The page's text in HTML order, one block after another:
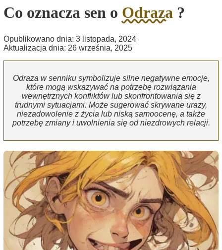
Co oznacza sen o Odraza ?
Opublikowano dnia: 3 listopada, 2024
Aktualizacja dnia: 26 września, 2025
Odraza w senniku symbolizuje silne negatywne emocje,
które mogą wskazywać na potrzebę rozwiązania
wewnętrznych konfliktów lub skonfrontowania się z
trudnymi sytuacjami. Może sugerować skrywane urazy,
niezadowolenie z życia lub niską samoocenę, a także
potrzebę zmiany i uwolnienia się od niezdrowych relacji.